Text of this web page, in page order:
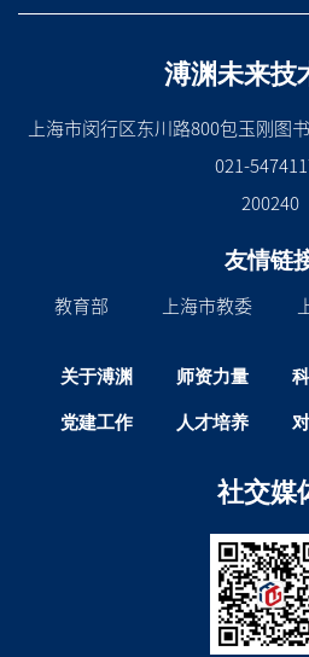
溥渊未来技
上海市闵行区东川路800包玉刚图
021-
200240
友情链
教育部 上海市教委
关于溥渊 师资力量
党建工作 人才培养
社交媒